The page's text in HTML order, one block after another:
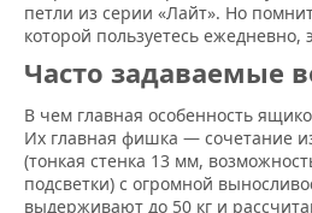
петли из серии «Лайт». Но
которой пользуетесь ежедневно,
Часто задаваемые
В чем главная особенность
Их главная фишка — сочетание
(тонкая стенка 13 мм,
подсветки) с огромной
выдерживают до 50 кг и